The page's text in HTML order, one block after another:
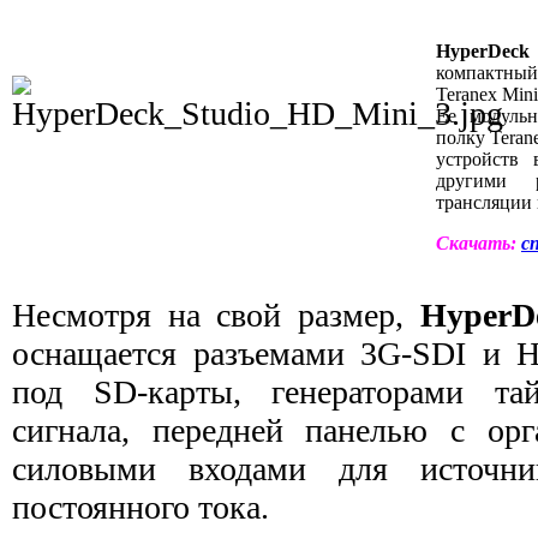
Teranex
Ее
полку
другими
трансляции
Скачать:
Несмотря на свой размер,
оснащается разъемами 3G-SDI и
под SD-карты, генераторами
сигнала, передней панелью с
силовыми входами для
постоянного тока.